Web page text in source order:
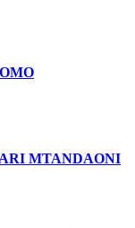
MTANDAONI